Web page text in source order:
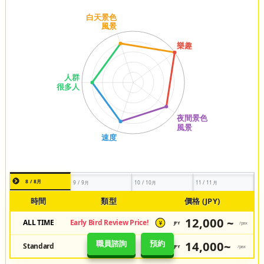
職員諮詢 預約
8 / 8月 9 / 9月 10 / 10月 11 / 11月
時間 類型 價格 (JPY)
ALL TIME Early Bird Review Price! ¥ JPY 12,000 ~ /pax
Standard Regular Price ¥ JPY 14,000~ /pax